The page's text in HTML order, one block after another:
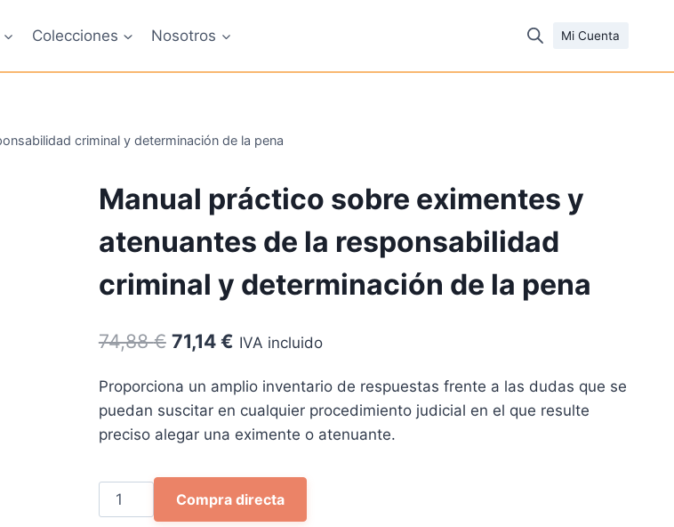
Colecciones Nosotros Mi Cuenta
criminal y determinación de la pena
Manual práctico sobre eximentes y
atenuantes de la responsabilidad
criminal y determinación de la pena
74,88€ El
original
era:
71,14€El
actual
es:
IVA incluido
Proporciona un amplio inventario de respuestas frente a las dudas que se
puedan suscitar en cualquier procedimiento judicial en el que resulte
preciso alegar una eximente o atenuante.
Manual
práctico
Compra directa